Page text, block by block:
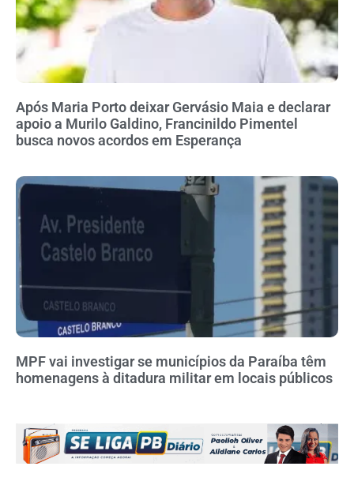
Após Maria Porto deixar Gervásio Maia e declarar
apoio a Murilo Galdino, Francinildo Pimentel
busca novos acordos em Esperança
MPF vai investigar se municípios da Paraíba têm
homenagens à ditadura militar em locais públicos